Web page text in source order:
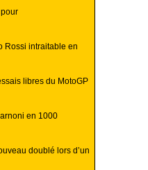
Rossi intraitable en
libres du MotoGP
en 1000
doublé lors d’un